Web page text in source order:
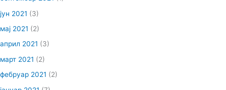
јун 2021 (3)
мај 2021 (2)
април 2021 (3)
март 2021 (2)
фебруар 2021 (2)